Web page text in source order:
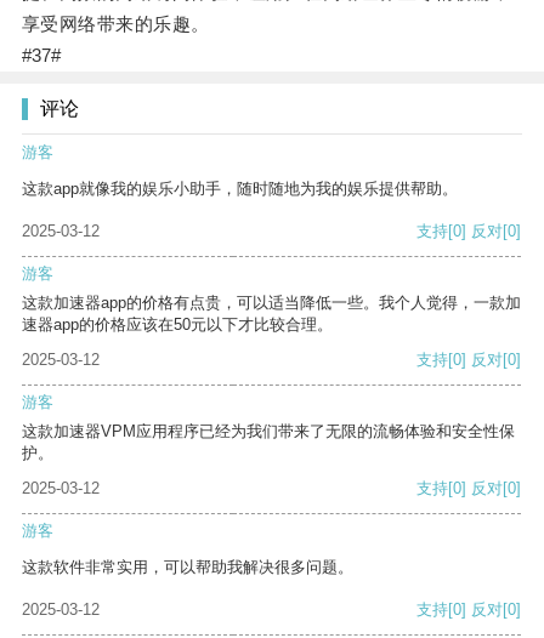
享受网络带来的乐趣。
#37#
评论
游客
这款app就像我的娱乐小助手，随时随地为我的娱乐提供帮助。
2025-03-12 支持[0] 反对[0]
游客
这款加速器app的价格有点贵，可以适当降低一些。我个人觉得，一款加
速器app的价格应该在50元以下才比较合理。
2025-03-12
支持[0] 反对[0]
游客
这款加速器VPM应用程序已经为我们带来了无限的流畅体验和安全性保
护。
2025-03-12
支持[0] 反对[0]
游客
这款软件非常实用，可以帮助我解决很多问题。
2025-03-12 支持[0] 反对[0]